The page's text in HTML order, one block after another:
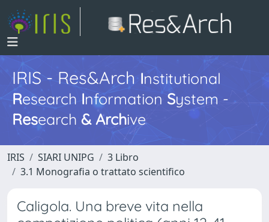
IRIS - Res&ArchInstitutional
Research InformationSystem -
Research & Archive
IRIS SIARI UNIPG
3 Libro
3.1 Monografia o trattato scientifico
Caligola. Una breve vita nella